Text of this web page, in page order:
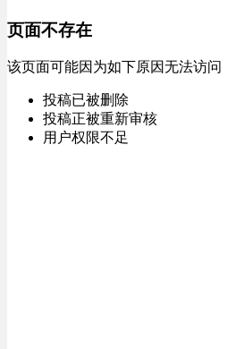
页面不存在
该页面可能因为如下原因无法访问
投稿已被删除
投稿正被重新审核
用户权限不足